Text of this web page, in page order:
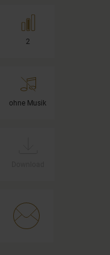
2
ohne Musik